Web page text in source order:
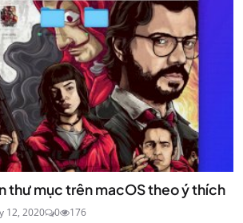
thư mục trên macOS theo ý thích
12, 2020 0 176